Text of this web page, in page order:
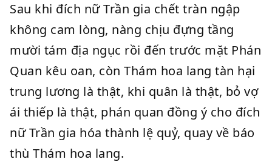
Sau khi đích nữ Trần gia chết tràn ngập
không cam lòng, nàng chịu đựng tầng
mười tám địa ngục rồi đến trước mặt Phán
Quan kêu oan, còn Thám hoa lang tàn hại
trung lương là thật, khi quân là thật, bỏ vợ
ái thiếp là thật, phán quan đồng ý cho đích
nữ Trần gia hóa thành lệ quỷ, quay về báo
thù Thám hoa lang.